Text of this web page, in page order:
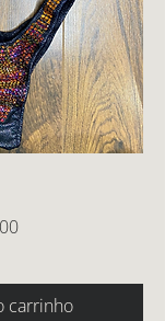
carrinho